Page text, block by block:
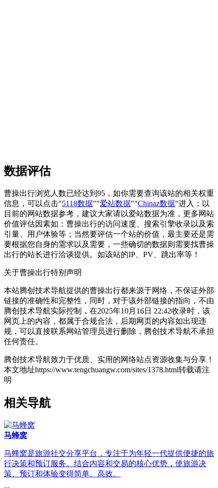
数据评估
曹操出行浏览人数已经达到95，如你需要查询该站的相关权重
信息，可以点击"5118数据""爱站数据""Chinaz数据"进入；以
目前的网站数据参考，建议大家请以爱站数据为准，更多网站
价值评估因素如：曹操出行的访问速度、搜索引擎收录以及索
引量、用户体验等；当然要评估一个站的价值，最主要还是需
要根据您自身的需求以及需要，一些确切的数据则需要找曹操
出行的站长进行洽谈提供。如该站的IP、PV、跳出率等！
关于曹操出行特别声明
本站腾创技术导航提供的曹操出行都来源于网络，不保证外部
链接的准确性和完整性，同时，对于该外部链接的指向，不由
腾创技术导航实际控制，在2025年10月16日 22:42收录时，该
网页上的内容，都属于合规合法，后期网页的内容如出现违
规，可以直接联系网站管理员进行删除，腾创技术导航不承担
任何责任。
腾创技术导航致力于优质、实用的网络站点资源收集与分享！
本文地址https://www.tengchuangw.com/sites/1378.html转载请注
明
相关导航
马蜂窝
马蜂窝是旅游社交分享平台，专注于为年轻一代提供便捷的旅
行决策和预订服务。结合内容和交易的核心优势，使旅游决
策、预订和体验变得简单、高效。